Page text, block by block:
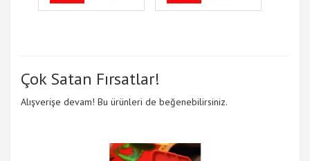
Çok Satan Fırsatlar!
Alışverişe devam! Bu ürünleri de beğenebilirsiniz.